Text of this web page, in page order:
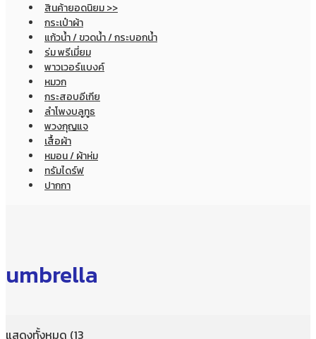
สินค้ายอดนิยม >>
กระเป๋าผ้า
แก้วน้ำ / ขวดน้ำ / กระบอกน้ำ
ร่ม พรีเมี่ยม
พาวเวอร์แบงค์
หมวก
กระสอบอีเกีย
ลำโพงบลูทูธ
พวงกุญแจ
เสื้อผ้า
หมอน / ผ้าห่ม
ทรัมไดร์ฟ
ปากกา
umbrella
แสดงทั้งหมด (13